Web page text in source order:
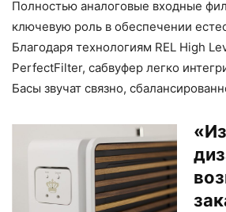
Полностью аналоговые входные
ключевую роль в обеспечении
Благодаря технологиям REL High
PerfectFilter, сабвуфер легко
Басы звучат связно,